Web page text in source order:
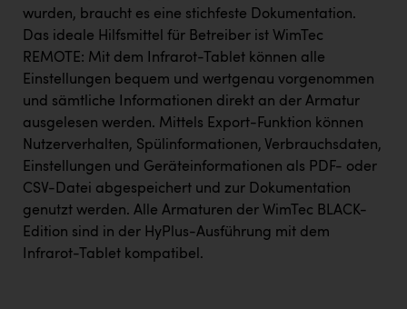
wurden, braucht es eine stichfeste Dokumentation.
Das ideale Hilfsmittel für Betreiber ist WimTec
REMOTE: Mit dem Infrarot-Tablet können alle
Einstellungen bequem und wertgenau vorgenommen
und sämtliche Informationen direkt an der Armatur
ausgelesen werden. Mittels Export-Funktion können
Nutzerverhalten, Spülinformationen, Verbrauchsdaten,
Einstellungen und Geräteinformationen als PDF- oder
CSV-Datei abgespeichert und zur Dokumentation
genutzt werden. Alle Armaturen der WimTec BLACK-
Edition sind in der HyPlus-Ausführung mit dem
Infrarot-Tablet kompatibel.